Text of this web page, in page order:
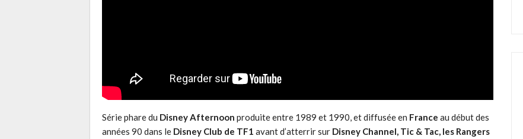
Série phare du Disney Afternoon produite entre 1989 et 1990, et diffusée en France au début des
années 90 dans le Disney Club de TF1 avant d’atterrir sur Disney Channel, Tic & Tac, les Rangers